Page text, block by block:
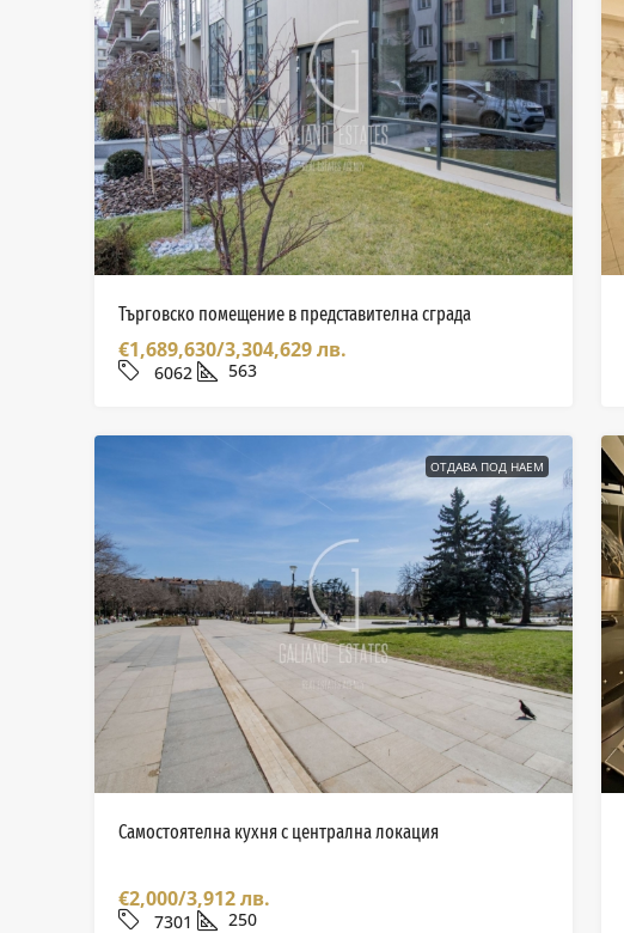
Търговско помещение в представителна сграда
€1,689,630/3,304,629 лв.
6062 563
ОТДАВА ПОД НАЕМ
Самостоятелна кухня с централна локация
€2,000/3,912 лв.
7301 250